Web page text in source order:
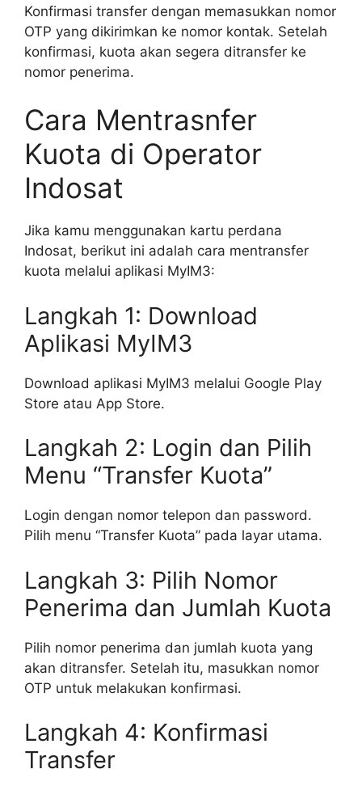
Konfirmasi transfer dengan memasukkan nomor
OTP yang dikirimkan ke nomor kontak. Setelah
konfirmasi, kuota akan segera ditransfer ke
nomor penerima.
Cara Mentrasnfer
Kuota di Operator
Indosat
Jika kamu menggunakan kartu perdana
Indosat, berikut ini adalah cara mentransfer
kuota melalui aplikasi MyIM3:
Langkah 1: Download
Aplikasi MyIM3
Download aplikasi MyIM3 melalui Google Play
Store atau App Store.
Langkah 2: Login dan Pilih
Menu “Transfer Kuota”
Login dengan nomor telepon dan password.
Pilih menu “Transfer Kuota” pada layar utama.
Langkah 3: Pilih Nomor
Penerima dan Jumlah Kuota
Pilih nomor penerima dan jumlah kuota yang
akan ditransfer. Setelah itu, masukkan nomor
OTP untuk melakukan konfirmasi.
Langkah 4: Konfirmasi
Transfer